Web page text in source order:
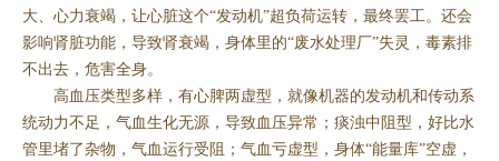
大、心力衰竭，让心脏这个“发动机”超负荷运转，最终罢工。还会
影响肾脏功能，导致肾衰竭，身体里的“废水处理厂”失灵，毒素排
不出去，危害全身。
高血压类型多样，有心脾两虚型，就像机器的发动机和传动系
统动力不足，气血生化无源，导致血压异常；痰浊中阻型，好比水
管里堵了杂物，气血运行受阻；气血亏虚型，身体“能量库”空虚，